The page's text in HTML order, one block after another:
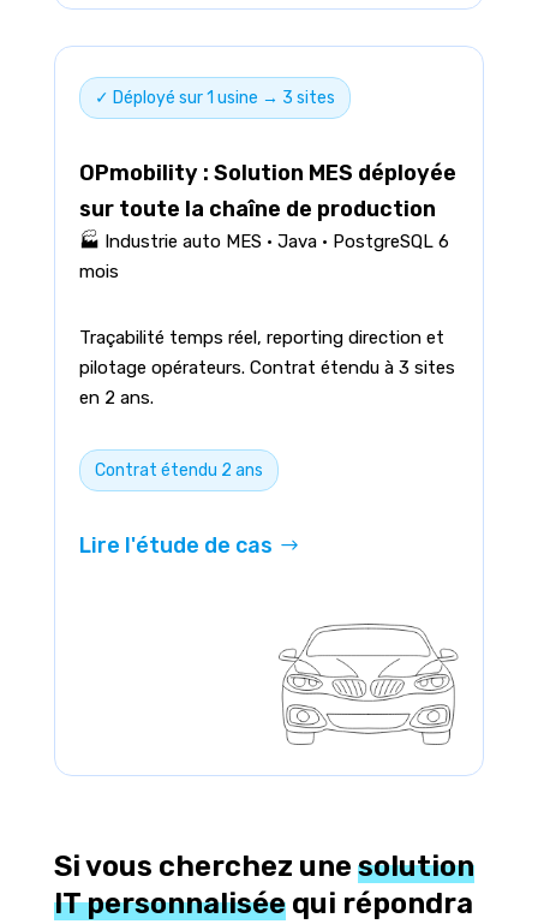
✓ Déployé sur 1 usine → 3 sites
OPmobility : Solution MES déployée
sur toute la chaîne de production
🏭 Industrie auto MES · Java · PostgreSQL 6
mois
Traçabilité temps réel, reporting direction et
pilotage opérateurs. Contrat étendu à 3 sites
en 2 ans.
Contrat étendu 2 ans
Lire l'étude de cas
Si vous cherchez une solution
IT personnaliséequi répondra